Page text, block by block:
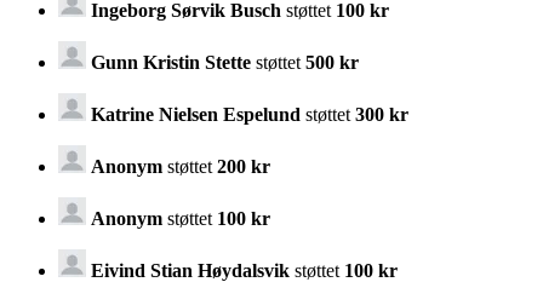
Ingeborg Sørvik Busch støttet 100 kr
Gunn Kristin Stette støttet 500 kr
Katrine Nielsen Espelund støttet 300 kr
Anonym støttet 200 kr
Anonym støttet 100 kr
Eivind Stian Høydalsvik støttet 100 kr